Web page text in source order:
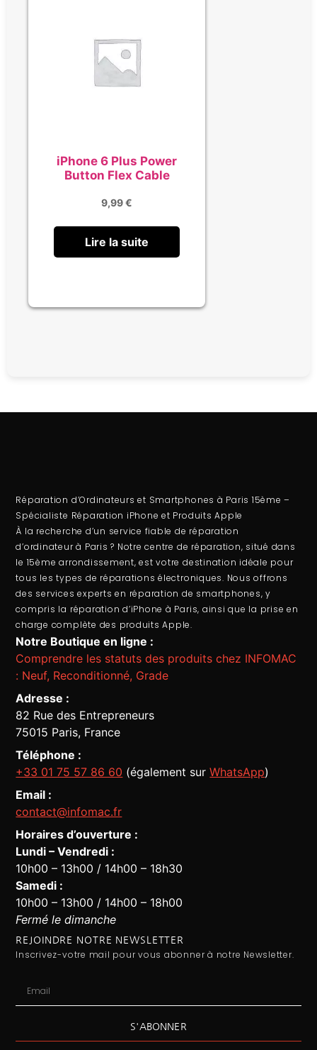
iPhone 6 Plus Power
Button Flex Cable
9,99€
Lire la suite
Réparation d’Ordinateurs et Smartphones à Paris 15ème –
Spécialiste Réparation iPhone et Produits Apple
À la recherche d’un service fiable de réparation
d’ordinateurà Paris ? Notre centre de réparation, situé dans
le 15ème arrondissement, est votre destination idéale pour
tous les types de réparations électroniques. Nous offrons
des services experts en réparation de smartphones, y
compris la réparation d’iPhone à Paris, ainsi que la prise en
charge complète des produits Apple.
Notre Boutique en ligne :
Comprendre les statuts des produits chez INFOMAC
: Neuf, Reconditionné, Grade
Adresse :
82 Rue des Entrepreneurs
75015 Paris, France
Téléphone :
+33 01 75 57 86 60 (également surWhatsApp)
Email :
contact@infomac.fr
Horaires d’ouverture :
Lundi – Vendredi :
10h00 – 13h00 / 14h00 – 18h30
Samedi :
10h00 – 13h00 / 14h00 – 18h00
Fermé le dimanche
REJOINDRE NOTRE NEWSLETTER
Inscrivez-votre mail pour vous abonner à notre Newsletter.
S'ABONNER
Assistant Infomac